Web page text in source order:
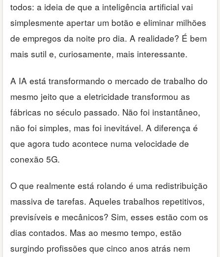
todos: a ideia de que a inteligência artificial vai
simplesmente apertar um botão e eliminar milhões
de empregos da noite pro dia. A realidade? É bem
mais sutil e, curiosamente, mais interessante.
A IA está transformando o mercado de trabalho do
mesmo jeito que a eletricidade transformou as
fábricas no século passado. Não foi instantâneo,
não foi simples, mas foi inevitável. A diferença é
que agora tudo acontece numa velocidade de
conexão 5G.
O que realmente está rolando é uma redistribuição
massiva de tarefas. Aqueles trabalhos repetitivos,
previsíveis e mecânicos? Sim, esses estão com os
dias contados. Mas ao mesmo tempo, estão
surgindo profissões que cinco anos atrás nem